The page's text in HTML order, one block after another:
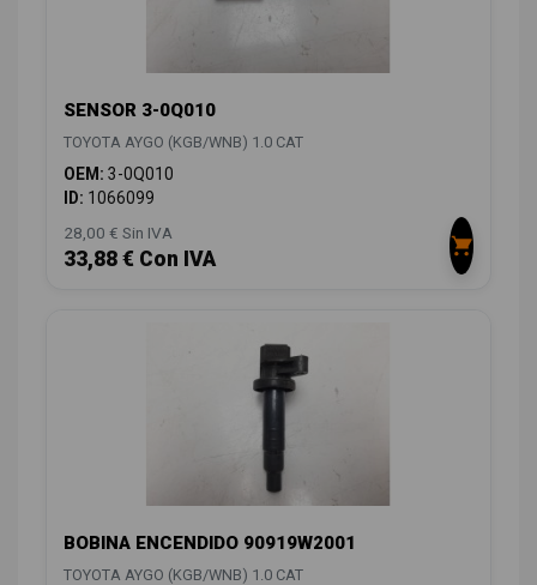
SENSOR 3-0Q010
TOYOTA AYGO (KGB/WNB) 1.0 CAT
OEM: 3-0Q010
ID: 1066099
28,00 € Sin IVA
33,88 € Con IVA
BOBINA ENCENDIDO 90919W2001
TOYOTA AYGO (KGB/WNB) 1.0 CAT